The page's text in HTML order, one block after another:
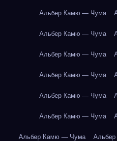
Альбер Камю — Чума
Альбер Камю — Чума
Альбер Камю — Чума
Альбер Камю — Чума
Альбер Камю — Чума
Альбер Камю — Чума
Альбер Камю — Чума